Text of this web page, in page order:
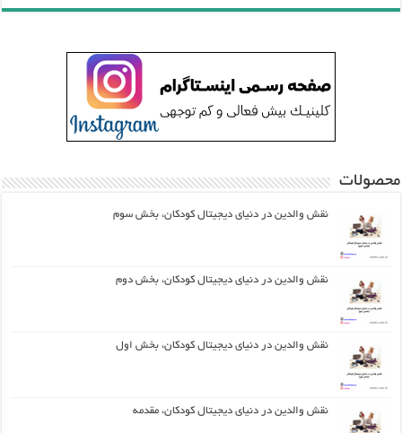
محصولات
نقش والدین در دنیای دیجیتال کودکان، بخش سوم
نقش والدین در دنیای دیجیتال کودکان، بخش دوم
نقش والدین در دنیای دیجیتال کودکان، بخش اول
نقش والدین در دنیای دیجیتال کودکان، مقدمه